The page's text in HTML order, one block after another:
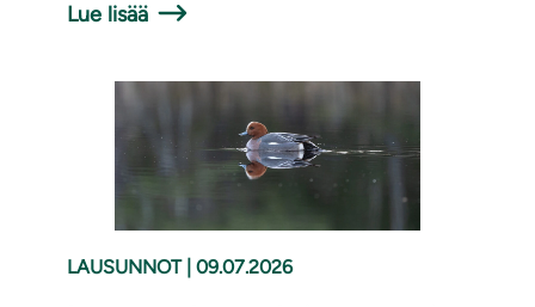
Lue lisää
LAUSUNNOT 09.07.2026